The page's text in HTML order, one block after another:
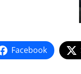
Facebook